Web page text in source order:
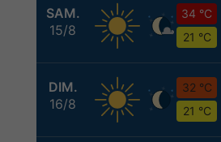
SAM.
15/8
34 °C
21 °C
DIM.
16/8
32 °C
21 °C